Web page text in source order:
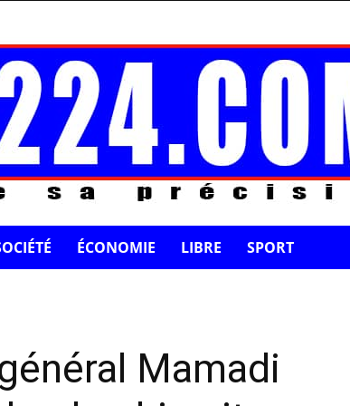
ÉCONOMIE LIBRE SPORT
Mamadi